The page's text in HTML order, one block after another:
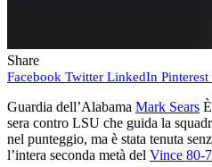
Share
Facebook Twitter LinkedIn Pinterest
Guardia dell’Alabama Mark Sears
sera contro LSU che guida la
nel punteggio, ma è stata tenuta
l’intera seconda metà del Vince 80-